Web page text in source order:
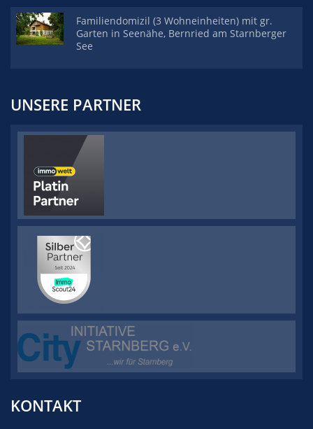
Familiendomizil (3 Wohneinheiten) mit gr.
Garten in Seenähe, Bernried am Starnberger
See
UNSERE PARTNER
KONTAKT